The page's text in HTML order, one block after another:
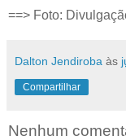
==> Foto:
Dalton Jendiroba às
Compartilhar
Nenhum